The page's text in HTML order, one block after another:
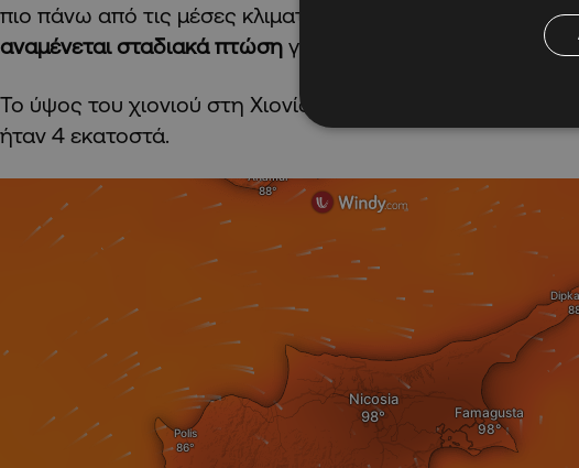
πιο πάνω από τις μέσες κλιματολογικές τιμές ενώ από
αναμένεται σταδιακά πτώση για να κυμανθεί κοντά σε
Το ύψος του χιονιού στη Χιονίστρα, κατά την ώρα έκδοσης
ήταν 4 εκατοστά.